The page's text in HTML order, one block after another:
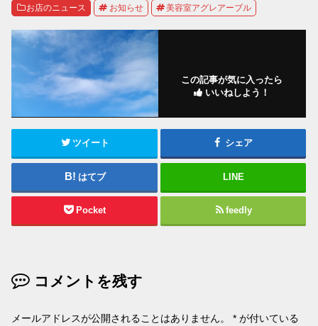
お店のニュース お知らせ 美容室アグレアーブル
この記事が気に入ったら
いいねしよう！
ツイート シェア
はてブ LINE
Pocket feedly
コメントを残す
メールアドレスが公開されることはありません。 * が付いている